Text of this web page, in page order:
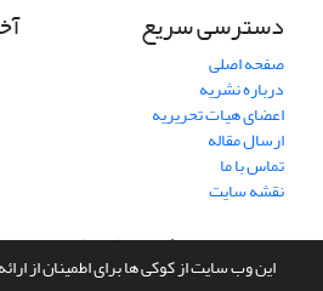
این وب سایت از کوکی ها برای اطمینان از
دسترسی سریع
صفحه اصلی
درباره نشریه
اعضای هیات تحریریه
ارسال مقاله
تماس با ما
نقشه سایت
سامانه مدیریت نشریات علمی.طراحی و